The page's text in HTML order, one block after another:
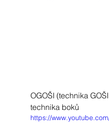
OGOŠI (technika
technika boků
https://